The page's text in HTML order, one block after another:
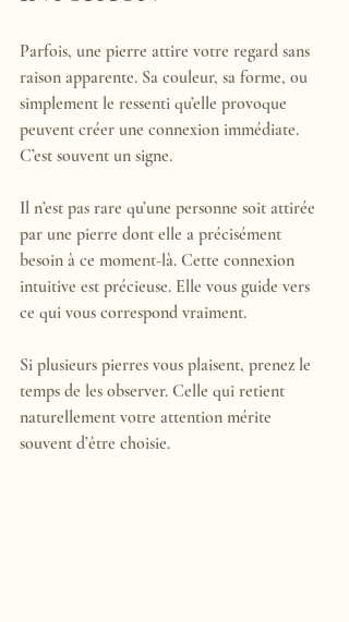
Parfois, une pierre attire votre regard sans
raison apparente. Sa couleur, sa forme, ou
simplement le ressenti qu’elle provoque
peuvent créer une connexion immédiate.
C’est souvent un signe.
Il n’est pas rare qu’une personne soit attirée
par une pierre dont elle a précisément
besoin à ce moment-là. Cette connexion
intuitive est précieuse. Elle vous guide vers
ce qui vous correspond vraiment.
Si plusieurs pierres vous plaisent, prenez le
temps de les observer. Celle qui retient
naturellement votre attention mérite
souvent d’être choisie.